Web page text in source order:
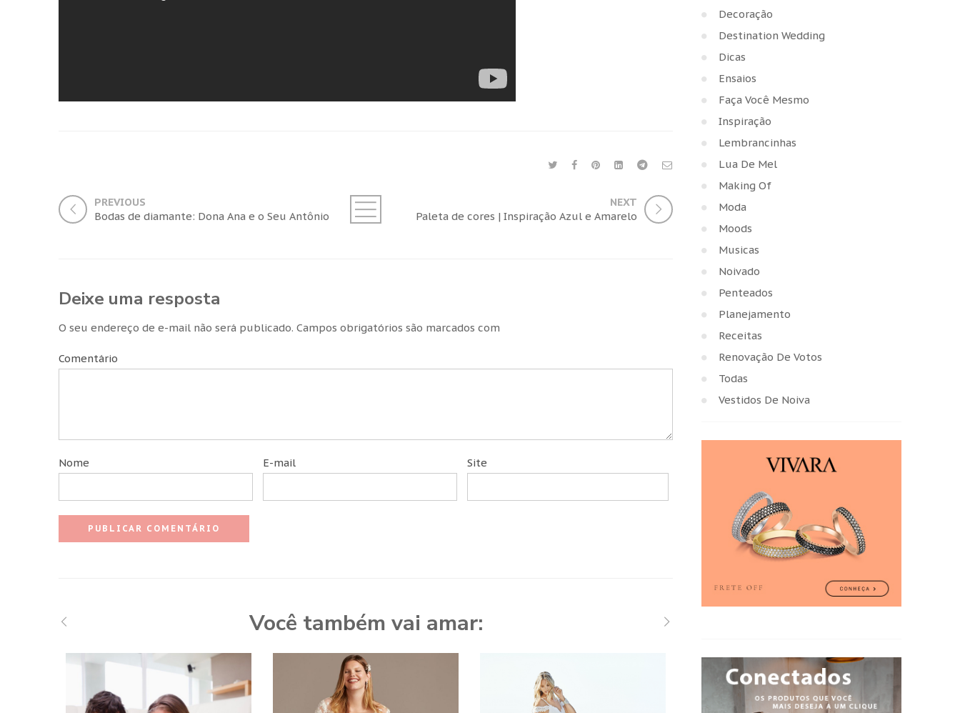
PREVIOUS
Bodas de diamante: Dona Ana e o Seu Antônio
NEXT
Paleta de cores | Inspiração Azul e Amarelo
Deixe uma resposta
O seu endereço de e-mail não será publicado. Campos obrigatórios são marcados com
Comentário
Nome E-mail Site
Você também vai amar:
Decoração
Destination Wedding
Dicas
Ensaios
Faça Você Mesmo
Inspiração
Lembrancinhas
Lua De Mel
Making Of
Moda
Moods
Musicas
Noivado
Penteados
Planejamento
Receitas
Renovação De Votos
Todas
Vestidos De Noiva